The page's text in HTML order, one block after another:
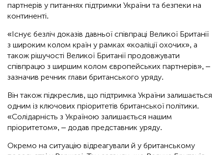
партнерів у питаннях підтримки України та безпеки на
континенті.
«Існує безліч доказів давньої співпраці Великої Британії
з широким колом країн у рамках «коаліції охочих», а
також рішучості Великої Британії продовжувати
співпрацю з ширшим колом європейських партнерів», –
зазначив речник глави британського уряду.
Він також підкреслив, що підтримка України залишається
одним із ключових пріоритетів британської політики.
«Солідарність з Україною залишається нашим
пріоритетом», – додав представник уряду.
Окремо на ситуацію відреагували й у британському